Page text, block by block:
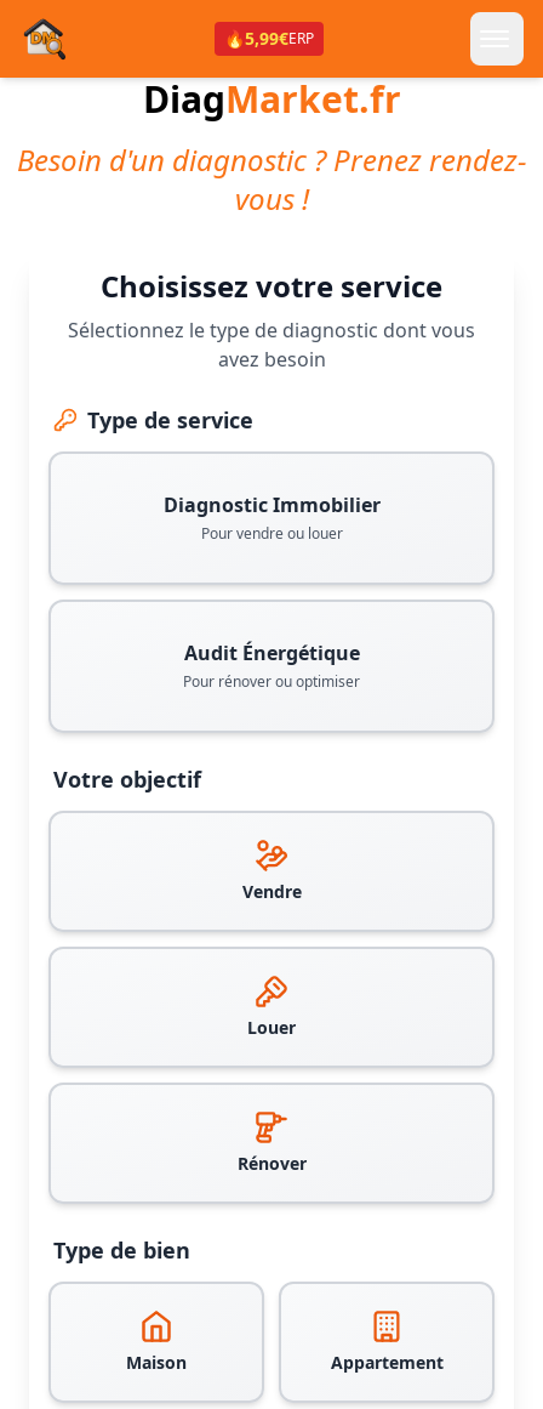
🔥5,99€ERP
DiagMarket.fr
Besoin d'un diagnostic ? Prenez rendez-
vous !
Choisissez votre service
Sélectionnez le type de diagnostic dont vous
avez besoin
Type de service
Diagnostic Immobilier
Pour vendre ou louer
Audit Énergétique
Pour rénover ou optimiser
Votre objectif
Vendre
Louer
Rénover
Type de bien
Maison Appartement